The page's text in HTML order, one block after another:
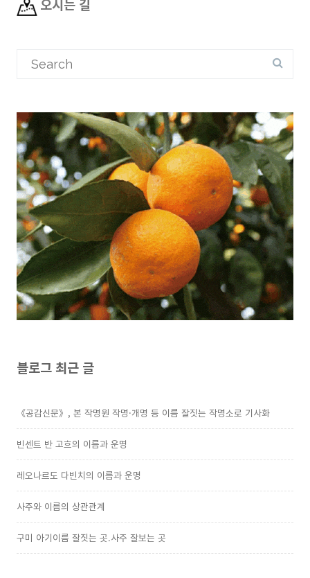
오시는 길
Search
for:
블로그 최근 글
《공감신문》, 본 작명원 작명·개명 등 이름 잘짓는 작명소로 기사화
빈센트 반 고흐의 이름과 운명
레오나르도 다빈치의 이름과 운명
사주와 이름의 상관관계
구미 아기이름 잘짓는 곳.사주 잘보는 곳